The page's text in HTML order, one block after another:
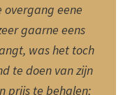
overgang eene
gaarne eens
was het toch
te doen van zijn
prijs te behalen;